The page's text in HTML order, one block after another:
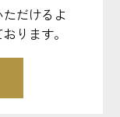
だけるよ
ります。